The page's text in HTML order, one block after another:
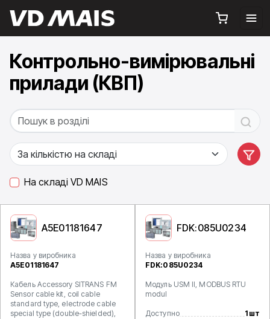
Контрольно-вимірювальні
прилади (КВП)
На складі VD MAIS
A5E01181647
Назва у виробника
A5E01181647
Кабель Accessory SITRANS FM
Sensor cable kit, coil cable
standard type, electrode cable
special type (double-shielded),
FDK:085U0234
Назва у виробника
FDK:085U0234
Модуль USM II, MODBUS RTU
modul
Доступно
1 шт